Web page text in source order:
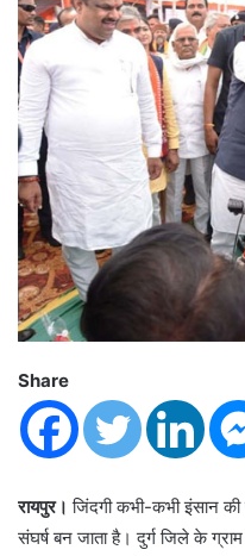
Share
रायपुर। जिंदगी कभी-कभी इंसान की
संघर्ष बन जाता है। दुर्ग जिले के